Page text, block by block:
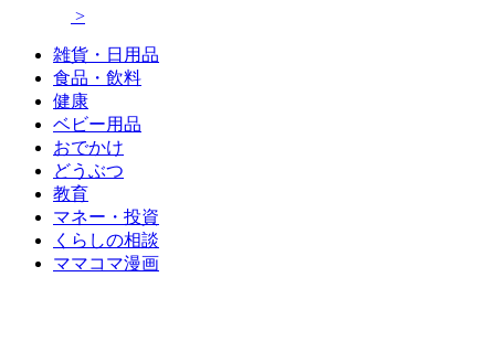
>
雑貨・日用品
食品・飲料
健康
ベビー用品
おでかけ
どうぶつ
教育
マネー・投資
くらしの相談
ママコマ漫画